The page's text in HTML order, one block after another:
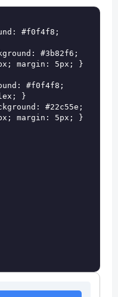
margin: 5px; }
}
margin: 5px; }